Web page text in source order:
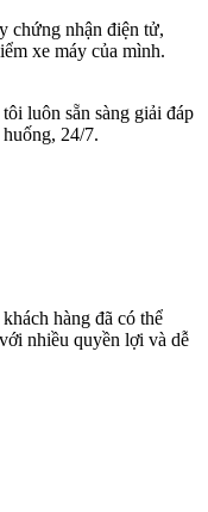
nhận điện tử,
xe máy của mình.
luôn sẵn sàng giải đáp
24/7.
hàng đã có thể
nhiều quyền lợi và dễ